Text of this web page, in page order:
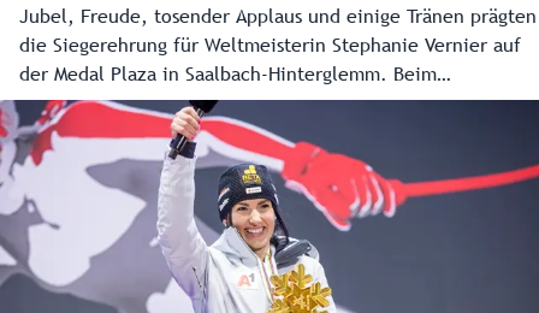
Jubel, Freude, tosender Applaus und einige Tränen prägten
die Siegerehrung für Weltmeisterin Stephanie Vernier auf
der Medal Plaza in Saalbach-Hinterglemm. Beim
anschließenden Medaillenempfang im Home of Snow ging
es in dieser positiven Tonart weiter.